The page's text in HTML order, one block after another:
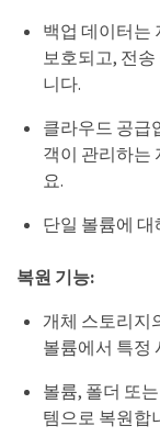
백업 데이터는
보호되고, 전송
니다.
클라우드 공급
객이 관리하는
요.
단일 볼륨에 대
복원 기능:
개체 스토리지
볼륨에서 특정
볼륨, 폴더 또
템으로 복원합